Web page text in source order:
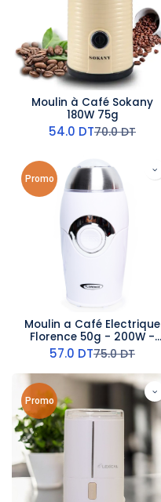
Moulin à Café Sokany
180W 75g
54.0 DT70.0DT
Promo
Moulin a Café Electrique
Florence 50g - 200W -
Blanc
57.0 DT75.0DT
Promo